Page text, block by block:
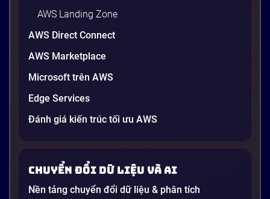
Generative AI là gì? Giải thích đơn giản
và ứng dụng cho doanh nghiệp Việt
Nam 2026
Gần đây, bạn có thể nghe đến thuật ngữ “Generative
startup công nghệ. Vấn đề là phần lớn lời giải thích
dường như chỉ được viết cho kỹ sư, không phải cho
người […]
AWS Landing Zone
AWS Direct Connect
AWS Marketplace
Microsoft trên AWS
Edge Services
Đánh giá kiến trúc tối ưu AWS
Chuyển đổi dữ liệu và AI
Nền tảng chuyển đổi dữ liệu & phân tích